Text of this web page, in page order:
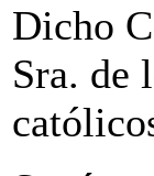
Dicho
Sra. de